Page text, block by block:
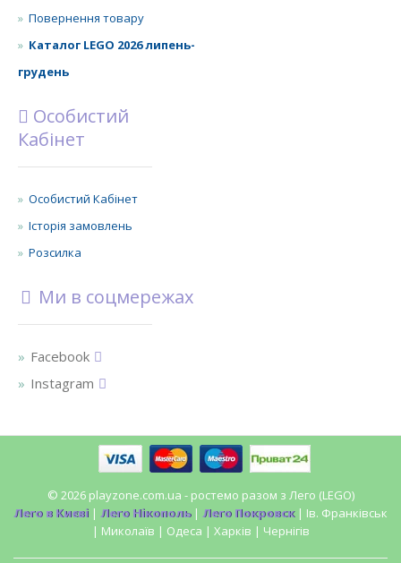
Повернення товару
Каталог LEGO 2026 липень-
грудень
Особистий
Кабінет
Особистий Кабінет
Історія замовлень
Розсилка
Ми в соцмережах
Facebook
Instagram
© 2026 playzone.com.ua - ростемо разом з Лего (LEGO)
Лего в Києві | Лего Нікополь| Лего Покровск| Ів. Франківськ
| Миколаїв | Одеса | Харків | Чернігів